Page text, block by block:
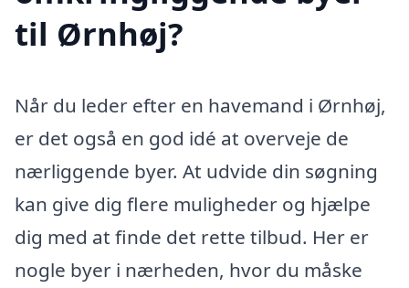
til Ørnhøj?
Når du leder efter en havemand i Ørnhøj,
er det også en god idé at overveje de
nærliggende byer. At udvide din søgning
kan give dig flere muligheder og hjælpe
dig med at finde det rette tilbud. Her er
nogle byer i nærheden, hvor du måske